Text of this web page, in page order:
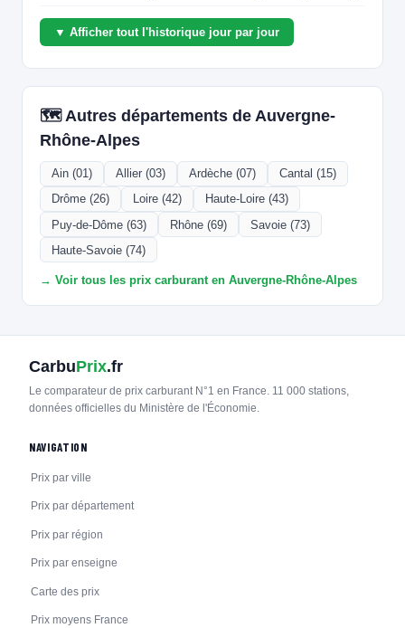
▼ Afficher tout l'historique jour par jour
🗺️ Autres départements de Auvergne-
Rhône-Alpes
Ain (01) Allier (03) Ardèche (07)
Cantal (15)
Drôme (26)
Loire (42)
Haute-Loire (43)
Puy-de-Dôme (63)
Rhône (69)
Savoie (73)
Haute-Savoie (74)
→ Voir tous les prix carburant en Auvergne-Rhône-Alpes
CarbuPrix.fr
Le comparateur de prix carburant N°1 en France. 11 000 stations,
données officielles du Ministère de l'Économie.
NAVIGATION
Prix par ville
Prix par département
Prix par région
Prix par enseigne
Carte des prix
Prix moyens France